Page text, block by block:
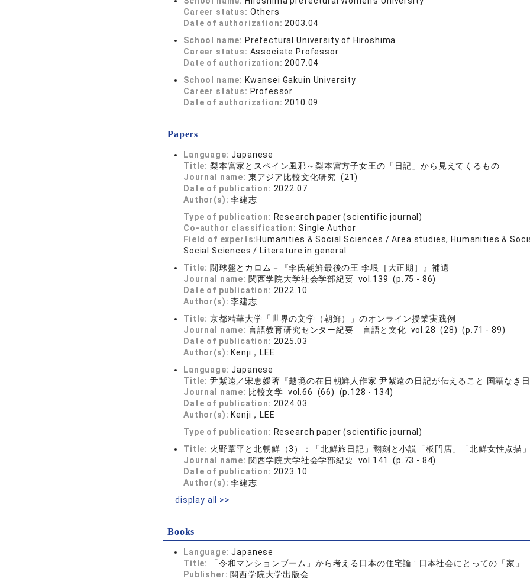
Career status: Others
Date of authorization: 2003.04
School name: Prefectural University of Hiroshima
Career status: Associate Professor
Date of authorization: 2007.04
School name: Kwansei Gakuin University
Career status: Professor
Date of authorization: 2010.09
Papers
Language:Japanese
Title: 梨本宮家とスペイン風邪～梨本宮方子女王の「日記」から見えてくるもの
Journal name: 東アジア比較文化研究 (21)
Date of publication: 2022.07
Author(s):李建志
Type of publication: Research paper (scientific journal)
Co-author classification: Single Author
Field of experts: Humanities & Social Sciences / Area studies, Humanities &
Social Sciences / Literature in general
Title: 闘球盤とカロム－『李氏朝鮮最後の王 李垠［大正期］』補遺
Journal name: 関西学院大学社会学部紀要 vol.139 (p.75 - 86)
Date of publication: 2022.10
Author(s):李建志
Title: 京都精華大学「世界の文学（朝鮮）」のオンライン授業実践例
Journal name: 言語教育研究センター紀要 言語と文化 vol.28 (28) (p.71 - 89)
Date of publication: 2025.03
Author(s): Kenji，LEE
Language:Japanese
Title: 尹紫遠／宋恵媛著『越境の在日朝鮮人作家 尹紫遠の日記が伝えること 国籍なき
Journal name: 比較文学 vol.66 (66) (p.128 - 134)
Date of publication: 2024.03
Author(s): Kenji，LEE
Type of publication: Research paper (scientific journal)
Title: 火野葦平と北朝鮮（3）：「北鮮旅日記」翻刻と小説「板門店」「北鮮女性点描」
Journal name: 関西学院大学社会学部紀要 vol.141 (p.73 - 84)
Date of publication: 2023.10
Author(s):李建志
display all >>
Books
Language:Japanese
Title:
「令和マンションブーム」から考える日本の住宅論 : 日本社会にとっての「家」
Publisher: 関西学院大学出版会